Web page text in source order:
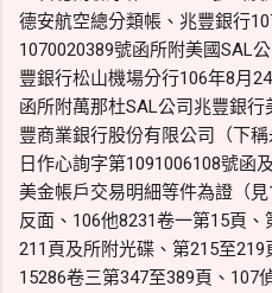
德安航空總分類帳、兆豐銀行
1070020389號函所附美國SAL
豐銀行松山機場分行106年8月
函所附萬那杜SAL公司兆豐銀
豐商業銀行股份有限公司（下
日作心詢字第1091006108號函
美金帳戶交易明細等件為證（
反面、106他8231卷一第15頁
211頁及所附光碟、第215至
15286卷三第347至389頁、107